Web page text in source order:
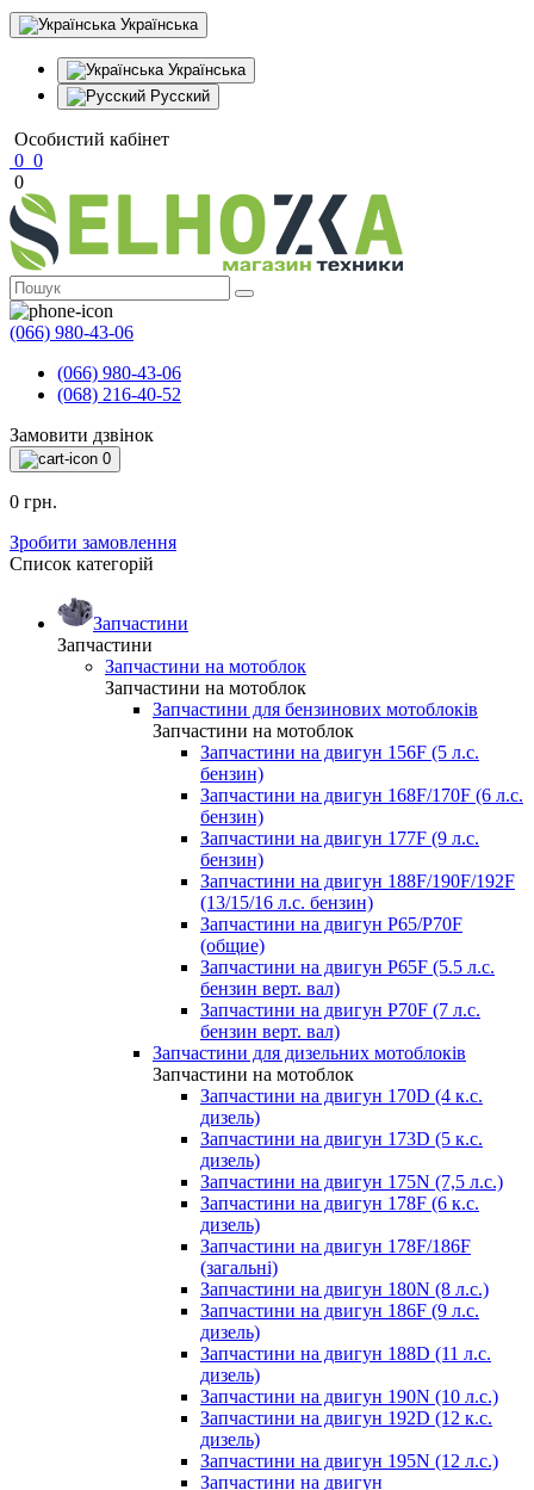
Українська
Українська
Русский
Особистий кабінет
0 0
0
(066) 980-43-06
(066) 980-43-06
(068) 216-40-52
Замовити дзвінок
0
0 грн.
Зробити замовлення
Список категорій
Запчастини
Запчастини
Запчастини на мотоблок
Запчастини на мотоблок
Запчастини для бензинових мотоблоків
Запчастини на мотоблок
Запчастини на двигун 156F (5 л.с.
бензин)
Запчастини на двигун 168F/170F (6 л.с.
бензин)
Запчастини на двигун 177F (9 л.с.
бензин)
Запчастини на двигун 188F/190F/192F
(13/15/16 л.с. бензин)
Запчастини на двигун P65/P70F
(общие)
Запчастини на двигун P65F (5.5 л.с.
бензин верт. вал)
Запчастини на двигун P70F (7 л.с.
бензин верт. вал)
Запчастини для дизельних мотоблоків
Запчастини на мотоблок
Запчастини на двигун 170D (4 к.с.
дизель)
Запчастини на двигун 173D (5 к.с.
дизель)
Запчастини на двигун 175N (7,5 л.с.)
Запчастини на двигун 178F (6 к.с.
дизель)
Запчастини на двигун 178F/186F
(загальні)
Запчастини на двигун 180N (8 л.с.)
Запчастини на двигун 186F (9 л.с.
дизель)
Запчастини на двигун 188D (11 л.с.
дизель)
Запчастини на двигун 190N (10 л.с.)
Запчастини на двигун 192D (12 к.с.
дизель)
Запчастини на двигун 195N (12 л.с.)
Запчастини на двигун